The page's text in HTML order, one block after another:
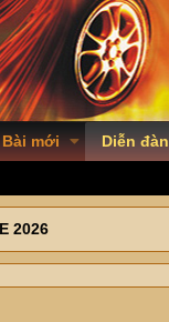
Bài mới Diễn đàn
2026